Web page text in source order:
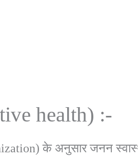
health) :-
के अनुसार जनन